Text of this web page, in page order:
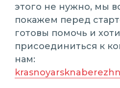
этого не нужно, мы
покажем перед
готовы помочь и
присоединиться к
нам: